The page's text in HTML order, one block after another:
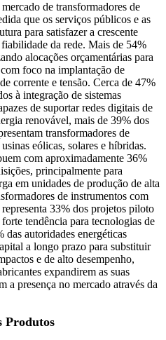
de transformadores de
que os serviços públicos e as
para satisfazer a crescente
da rede. Mais de 54%
alocações orçamentárias para
foco na implantação de
corrente e tensão. Cerca de 47%
à integração de sistemas
de suportar redes digitais de
renovável, mais de 39% dos
transformadores de
eólicas, solares e híbridas.
com aproximadamente 36%
principalmente para
em unidades de produção de alta
de instrumentos com
33% dos projetos piloto
tendência para tecnologias de
das autoridades energéticas
a longo prazo para substituir
e de alto desempenho,
expandirem as suas
a presença no mercado através da
Produtos